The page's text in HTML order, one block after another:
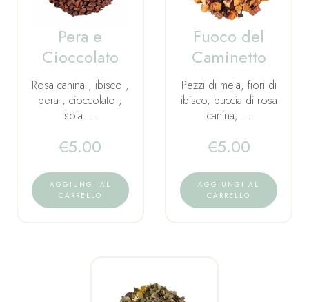
Pera e
Cioccolato
Rosa canina , ibisco ,
pera , cioccolato ,
soia …
€5.00
AGGIUNGI AL
CARRELLO
Fuoco del
Caminetto
Pezzi di mela, fiori di
ibisco, buccia di rosa
canina, …
€5.00
AGGIUNGI AL
CARRELLO